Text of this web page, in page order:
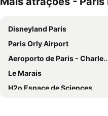
Grand Hotel de Paris
Hôtel Rachel
Exe Panorama
Au Royal Mad
ibis Styles Paris Meteor Avenue d'Italie
Disneyland Paris
Paris Orly Airport
Aeroporto de Paris - Charles de Gaulle
Le Marais
H2o Espace de Sciences